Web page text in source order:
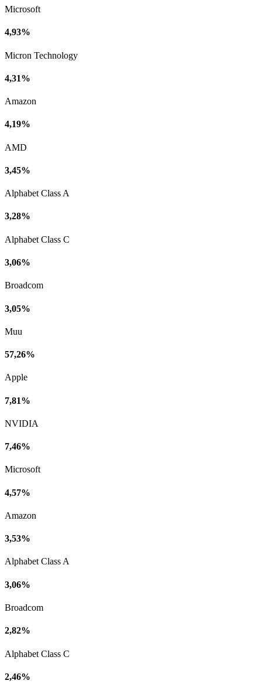
Microsoft
4,93%
Micron Technology
4,31%
Amazon
4,19%
AMD
3,45%
Alphabet Class A
3,28%
Alphabet Class C
3,06%
Broadcom
3,05%
Muu
57,26%
Apple
7,81%
NVIDIA
7,46%
Microsoft
4,57%
Amazon
3,53%
Alphabet Class A
3,06%
Broadcom
2,82%
Alphabet Class C
2,46%